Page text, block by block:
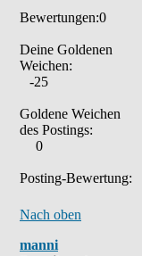
Bewertungen:0
Deine Goldenen
Weichen:
-25
Goldene Weichen
des Postings:
0
Posting-Bewertung:
Nach oben
manni